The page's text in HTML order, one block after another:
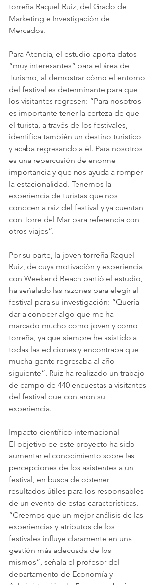
torreña Raquel Ruiz, del Grado de
Marketing e Investigación de
Mercados.
Para Atencia, el estudio aporta datos
“muy interesantes” para el área de
Turismo, al demostrar cómo el entorno
del festival es determinante para que
los visitantes regresen: “Para nosotros
es importante tener la certeza de que
el turista, a través de los festivales,
identifica también un destino turístico
y acaba regresando a él. Para nosotros
es una repercusión de enorme
importancia y que nos ayuda a romper
la estacionalidad. Tenemos la
experiencia de turistas que nos
conocen a raíz del festival y ya cuentan
con Torre del Mar para referencia con
otros viajes”.
Por su parte, la joven torreña Raquel
Ruiz, de cuya motivación y experiencia
con Weekend Beach partió el estudio,
ha señalado las razones para elegir al
festival para su investigación: “Quería
dar a conocer algo que me ha
marcado mucho como joven y como
torreña, ya que siempre he asistido a
todas las ediciones y encontraba que
mucha gente regresaba al año
siguiente”. Ruiz ha realizado un trabajo
de campo de 440 encuestas a visitantes
del festival que contaron su
experiencia.
Impacto científico internacional
El objetivo de este proyecto ha sido
aumentar el conocimiento sobre las
percepciones de los asistentes a un
festival, en busca de obtener
resultados útiles para los responsables
de un evento de estas características.
“Creemos que un mejor análisis de las
experiencias y atributos de los
festivales influye claramente en una
gestión más adecuada de los
mismos”, señala el profesor del
departamento de Economía y